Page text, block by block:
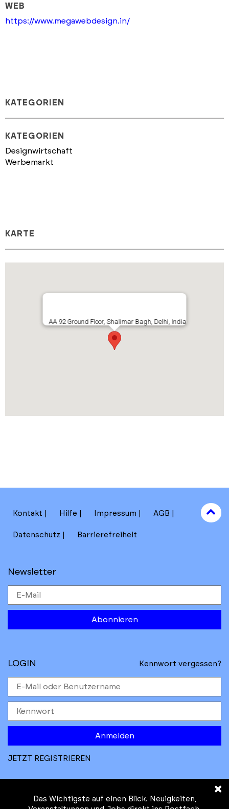
WEB
https://www.megawebdesign.in/
KATEGORIEN
KATEGORIEN
Designwirtschaft
Werbemarkt
KARTE
AA 92 Ground Floor, Shalimar Bagh, Delhi, India
Kontakt Hilfe Impressum AGB
Datenschutz Barrierefreiheit
Newsletter
Abonnieren
to
top
LOGIN Kennwort vergessen?
Anmelden
JETZT REGISTRIEREN
×
Das Wichtigste auf einen Blick. Neuigkeiten,